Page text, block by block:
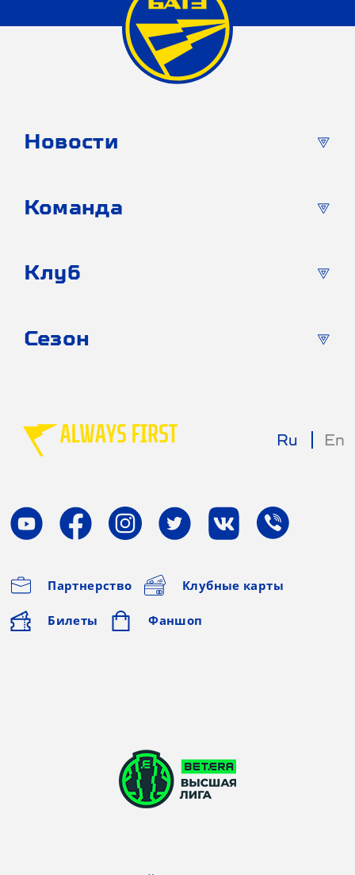
Ru En
Партнерство Клубные карты
Билеты Фаншоп
Новости
Команда
Клуб
Сезон